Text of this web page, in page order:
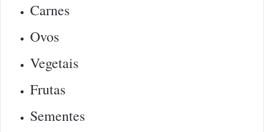
Carnes
Ovos
Vegetais
Frutas
Sementes